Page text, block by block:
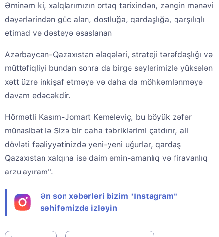
Əminəm ki, xalqlarımızın ortaq tarixindən, zəngin mənəvi
dəyərlərindən güc alan, dostluğa, qardaşlığa, qarşılıqlı
etimad və dəstəyə əsaslanan
Azərbaycan-Qazaxıstan əlaqələri, strateji tərəfdaşlığı və
müttəfiqliyi bundan sonra da birgə səylərimizlə yüksələn
xətt üzrə inkişaf etməyə və daha da möhkəmlənməyə
davam edəcəkdir.
Hörmətli Kasım-Jomart Kemeleviç, bu böyük zəfər
münasibətilə Sizə bir daha təbriklərimi çatdırır, ali
dövləti fəaliyyətinizdə yeni-yeni uğurlar, qardaş
Qazaxıstan xalqına isə daim əmin-amanlıq və firavanlıq
arzulayıram".
Ən son xəbərləri bizim "Instagram"
səhifəmizdə izləyin